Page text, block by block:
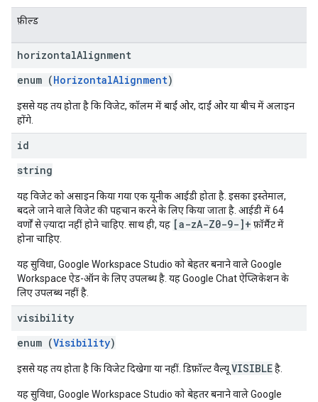
फ़ील्ड
horizontalAlignment
enum (HorizontalAlignment)
इससे यह तय होता है कि विजेट, कॉलम में बाईं ओर, दाईं ओर या बीच में अलाइन
होंगे.
id
string
यह विजेट को असाइन किया गया एक यूनीक आईडी होता है. इसका इस्तेमाल,
बदले जाने वाले विजेट की पहचान करने के लिए किया जाता है. आईडी में 64
वर्णों से ज़्यादा नहीं होने चाहिए. साथ ही, यह [a-zA-Z0-9-]+ फ़ॉर्मैट में
होना चाहिए.
यह सुविधा, Google Workspace Studio को बेहतर बनाने वाले Google
Workspace ऐड-ऑन के लिए उपलब्ध है. यह Google Chat ऐप्लिकेशन के
लिए उपलब्ध नहीं है.
visibility
enum (Visibility)
इससे यह तय होता है कि विजेट दिखेगा या नहीं. डिफ़ॉल्ट वैल्यूVISIBLEहै.
यह सुविधा, Google Workspace Studio को बेहतर बनाने वाले Google